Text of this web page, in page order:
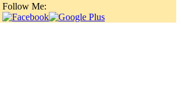
Follow Me: